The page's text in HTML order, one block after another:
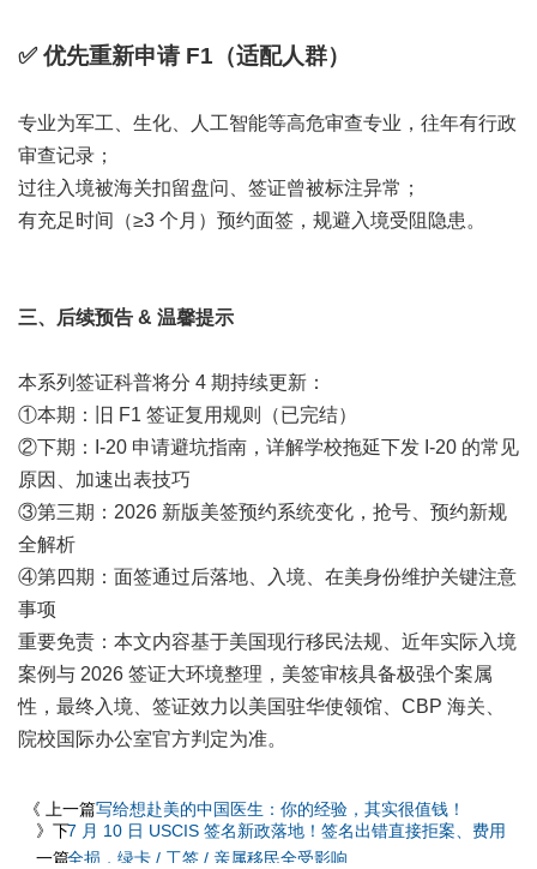
✅优先重新申请 F1（适配人群）
专业为军工、生化、人工智能等高危审查专业，往年有行政
审查记录；
过往入境被海关扣留盘问、签证曾被标注异常；
有充足时间（≥3 个月）预约面签，规避入境受阻隐患。
三、后续预告 & 温馨提示
本系列签证科普将分 4 期持续更新：
①本期：旧 F1 签证复用规则（已完结）
②下期：I-20 申请避坑指南，详解学校拖延下发 I-20 的常见
原因、加速出表技巧
③第三期：2026 新版美签预约系统变化，抢号、预约新规
全解析
④第四期：面签通过后落地、入境、在美身份维护关键注意
事项
重要免责：本文内容基于美国现行移民法规、近年实际入境
案例与 2026 签证大环境整理，美签审核具备极强个案属
性，最终入境、签证效力以美国驻华使领馆、CBP 海关、
院校国际办公室官方判定为准。
《 上一篇写给想赴美的中国医生：你的经验，其实很值钱！
》下
一篇
7 月 10 日 USCIS 签名新政落地！签名出错直接拒案、费用
全损，绿卡 / 工签 / 亲属移民全受影响